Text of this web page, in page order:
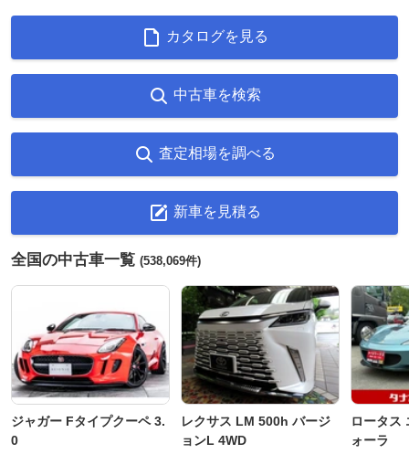
カタログを見る
中古車を検索
査定相場を調べる
新車を見積る
全国の中古車一覧 (538,069件)
ジャガー Fタイプクーペ 3.
0
レクサス LM 500h バージ
ョンL 4WD
ロータス
ォーラ